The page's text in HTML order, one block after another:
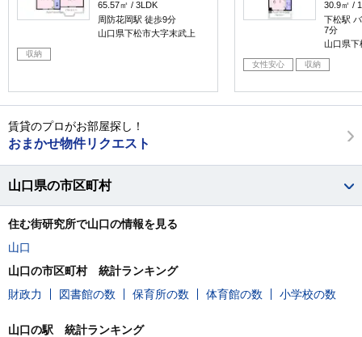
65.57㎡
3LDK
周防花岡駅 徒歩9分
山口県下松市大字末武上
収納
30.9㎡
下松駅
7分
山口県下
女性安心 収納
賃貸のプロがお部屋探し！
おまかせ物件リクエスト
山口県の市区町村
住む街研究所で山口の情報を見る
山口
山口の市区町村 統計ランキング
財政力
図書館の数 保育所の数 体育館の数 小学校の数
山口の駅 統計ランキング